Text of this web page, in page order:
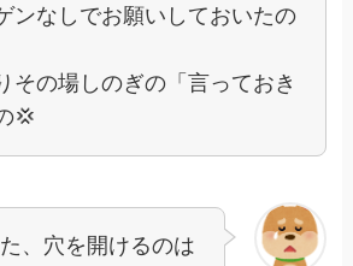
ンなしでお願いしておいたの
その場しのぎの「言っておき
💢
、穴を開けるのは